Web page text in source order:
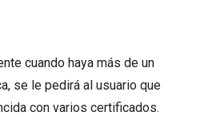
cuando haya más de un
se le pedirá al usuario que
con varios certificados.